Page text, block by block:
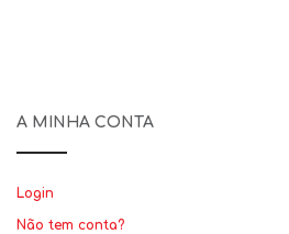
A MINHA CONTA
Login
Não tem conta?